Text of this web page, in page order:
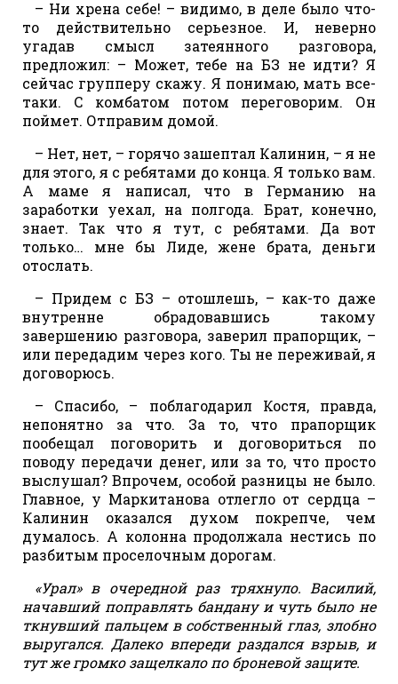
– Ни хрена себе! – видимо, в деле было что-
то действительно серьезное. И, неверно
угадав смысл затеянного разговора,
предложил: – Может, тебе на БЗ не идти? Я
сейчас групперу скажу. Я понимаю, мать все-
таки. С комбатом потом переговорим. Он
поймет. Отправим домой.
– Нет, нет, – горячо зашептал Калинин, – я не
для этого, я с ребятами до конца. Я только вам.
А маме я написал, что в Германию на
заработки уехал, на полгода. Брат, конечно,
знает. Так что я тут, с ребятами. Да вот
только… мне бы Лиде, жене брата, деньги
отослать.
– Придем с БЗ – отошлешь, – как-то даже
внутренне обрадовавшись такому
завершению разговора, заверил прапорщик, –
или передадим через кого. Ты не переживай, я
договорюсь.
– Спасибо, – поблагодарил Костя, правда,
непонятно за что. За то, что прапорщик
пообещал поговорить и договориться по
поводу передачи денег, или за то, что просто
выслушал? Впрочем, особой разницы не было.
Главное, у Маркитанова отлегло от сердца –
Калинин оказался духом покрепче, чем
думалось. А колонна продолжала нестись по
разбитым проселочным дорогам.
«Урал» в очередной раз тряхнуло. Василий,
начавший поправлять бандану и чуть было не
ткнувший пальцем в собственный глаз, злобно
выругался. Далеко впереди раздался взрыв, и
тут же громко защелкало по броневой защите.